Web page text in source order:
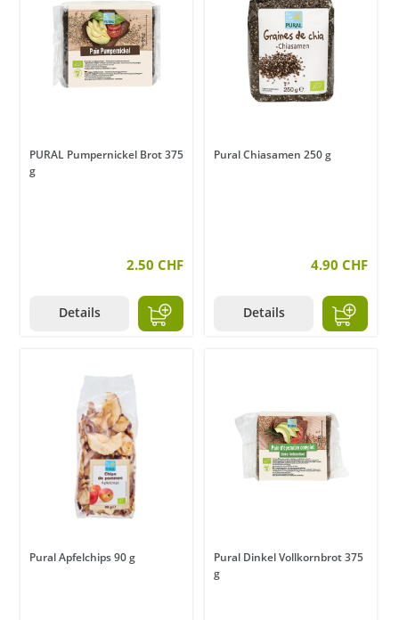
PURAL Pumpernickel Brot 375
g
2.50 CHF
Details
Pural Chiasamen 250 g
4.90 CHF
Details
Pural Apfelchips 90 g
Pural Dinkel Vollkornbrot 375
g